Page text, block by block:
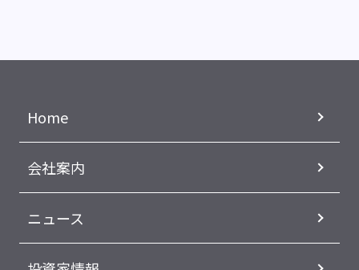
Home
会社案内
ニュース